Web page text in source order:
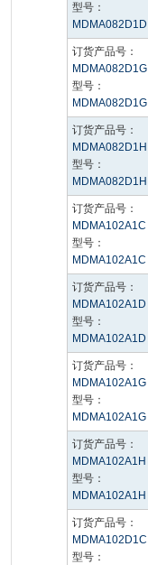
型号：
MDMA082D1D
订货产品号：
MDMA082D1G
型号：
MDMA082D1G
订货产品号：
MDMA082D1H
型号：
MDMA082D1H
订货产品号：
MDMA102A1C
型号：
MDMA102A1C
订货产品号：
MDMA102A1D
型号：
MDMA102A1D
订货产品号：
MDMA102A1G
型号：
MDMA102A1G
订货产品号：
MDMA102A1H
型号：
MDMA102A1H
订货产品号：
MDMA102D1C
型号：